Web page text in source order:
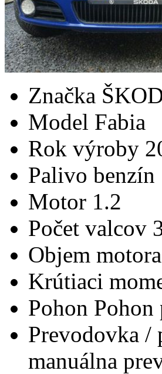
Značka
Model Fabia
Rok výroby
Palivo benzín
Motor 1.2
Počet valcov
Objem motora
Krútiaci
Pohon Pohon
Prevodovka /
manuálna